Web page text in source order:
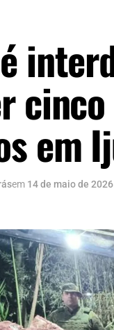
em
em 14 de maio de 2026